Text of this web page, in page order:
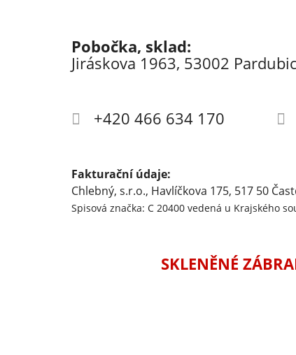
Pobočka, sklad:
Jiráskova 1963, 53002
+420 466 634 170
Fakturační údaje:
Chlebný, s.r.o., Havlíčkova 175, 517 50
Spisová značka: C 20400 vedená u Krajského
SKLENĚNÉ